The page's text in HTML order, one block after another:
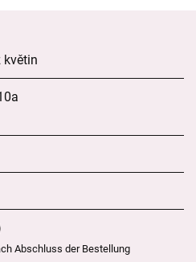
květin
Abschluss der Bestellung